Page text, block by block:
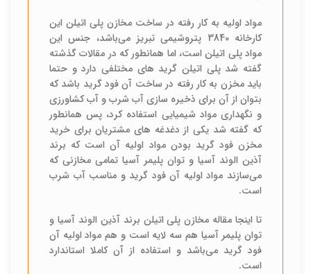
مواد اولیه به کار رفته در ساخت مخازن پلی اتیلن این
کارخانه 3840 پتروشیمی تبریز می‌باشد، جنس این
مواد پلی اتیلن است، اما همانطور که در مقالات گذشته
گفته شد پلی اتیلن گرید های مختلفی دارد و حتما
باید مخزن به کار رفته در ساخت آن فود گرید باشد که
بتوان از آن برای ذخیره سازی آب شرب و آب کشاورزی
و نگهداری مواد شیمیایی استفاده کرد، پس همانطور
که گفته شد یکی از دغدغه های مشتریان برای خرید
مخزن فود گرید بودن مواد اولیه آن است که برند
آذین الوند آسیا و توان پلیمر آسیا تمامی مخازنی که
می‌سازند مواد اولیه آن فود گرید و مناسب آب شرب
است.
تا اینجا مقاله مخازن پلی اتیلن برند آذین الوند آسیا و
توان پلیمر آسیا هم سه لایه است و هم مواد اولیه آن
فود گرید می‌‌باشد و استفاده از آن کاملا استاندارد
است.